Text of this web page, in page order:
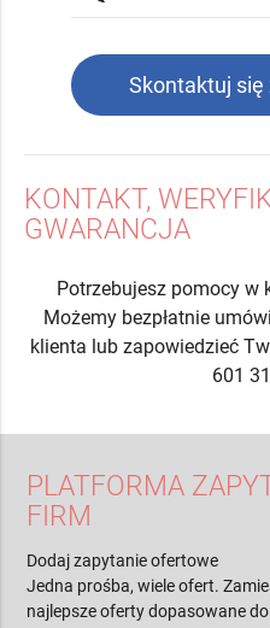
Skontaktuj
KONTAKT,
GWARANCJA
Potrzebujesz pomocy w
Możemy bezpłatnie
klienta lub zapowiedzieć
601
PLATFORMA
FIRM
Dodaj zapytanie ofertowe
Jedna prośba, wiele ofert.
najlepsze oferty dopasowane